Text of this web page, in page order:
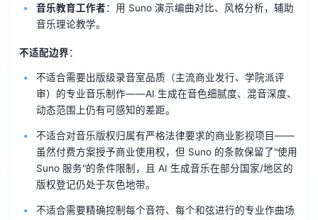
音乐教育工作者：用 Suno 演示编曲对比、风格分析，辅助
音乐理论教学。
不适配边界：
不适合需要出版级录音室品质（主流商业发行、学院派评
审）的专业音乐制作——AI 生成在音色细腻度、混音深度、
动态范围上仍有可感知的差距。
不适合对音乐版权归属有严格法律要求的商业影视项目——
虽然付费方案授予商业使用权，但 Suno 的条款保留了"使用
Suno 服务"的条件限制，且 AI 生成音乐在部分国家/地区的
版权登记仍处于灰色地带。
不适合需要精确控制每个音符、每个和弦进行的专业作曲场